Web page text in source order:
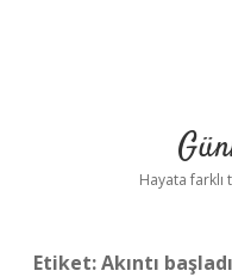
Hayata farklı
Etiket:Akıntı